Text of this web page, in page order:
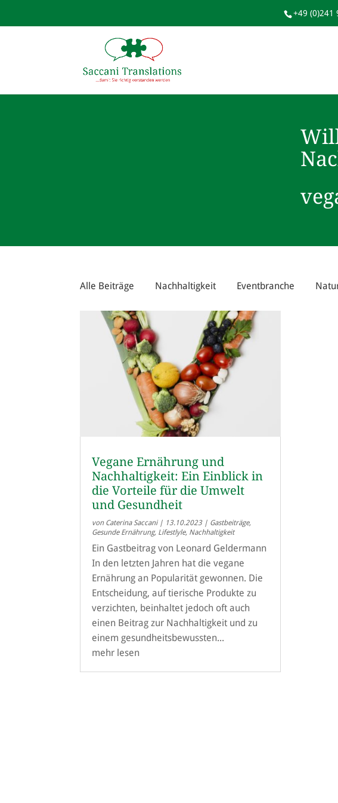
+49 (0)241
Alle Beiträge Nachhaltigkeit Eventbranche
Vegane Ernährung und
Nachhaltigkeit: Ein Einblick in
die Vorteile für die Umwelt
und Gesundheit
von Caterina Saccani| 13.10.2023| Gastbeiträge,
Gesunde Ernährung, Lifestlyle, Nachhaltigkeit
Ein Gastbeitrag von Leonard Geldermann
In den letzten Jahren hat die vegane
Ernährung an Popularität gewonnen. Die
Entscheidung, auf tierische Produkte zu
verzichten, beinhaltet jedoch oft auch
einen Beitrag zur Nachhaltigkeit und zu
einem gesundheitsbewussten...
mehr lesen